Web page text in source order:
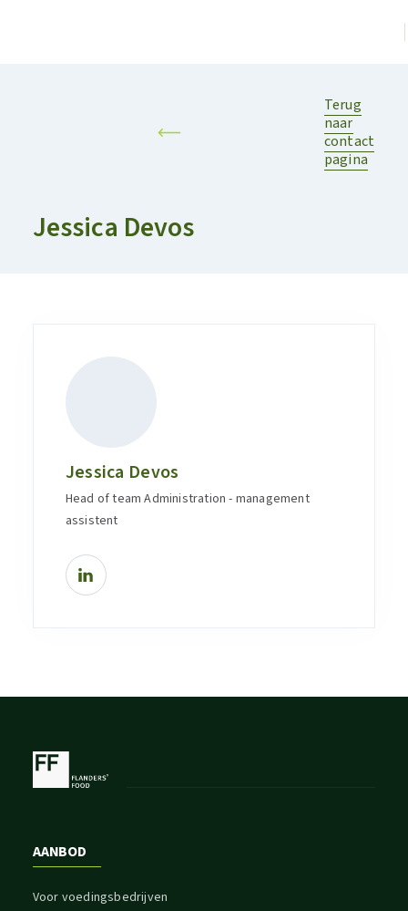
Terug
naar
contact
pagina
Jessica Devos
Jessica Devos
Head of team Administration - management
assistent
AANBOD
Voor voedingsbedrijven